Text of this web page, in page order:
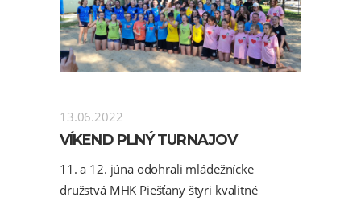
13.06.2022
VÍKEND PLNÝ TURNAJOV
11. a 12. júna odohrali mládežnícke
družstvá MHK Piešťany štyri kvalitné